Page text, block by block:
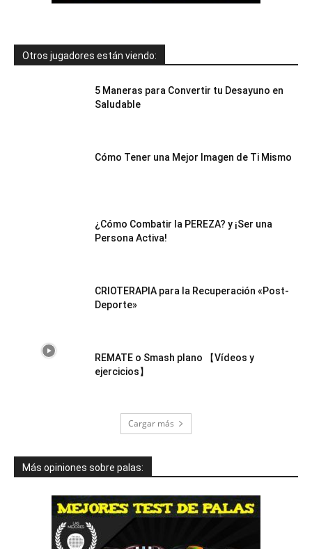
Otros jugadores están viendo:
5 Maneras para Convertir tu Desayuno en
Saludable
Cómo Tener una Mejor Imagen de Ti Mismo
¿Cómo Combatir la PEREZA? y ¡Ser una
Persona Activa!
CRIOTERAPIA para la Recuperación «Post-
Deporte»
REMATE o Smash plano 【Vídeos y
ejercicios】
Cargar más
Más opiniones sobre palas: